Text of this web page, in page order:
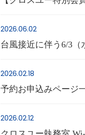
2026.06.02
台風接近に伴う6/3
2026.02.18
予約お申込みページ
2026.02.12